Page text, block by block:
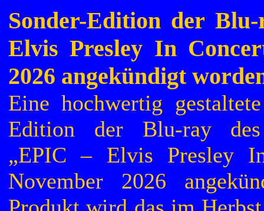
Sonder-Edition der
Elvis Presley In
2026 angekündigt
Eine hochwertig
Edition der Blu-ray des
„EPIC – Elvis Presley
November 2026